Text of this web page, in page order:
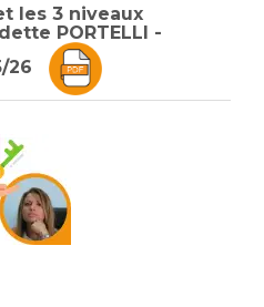
les 3 niveaux
PORTELLI -
26